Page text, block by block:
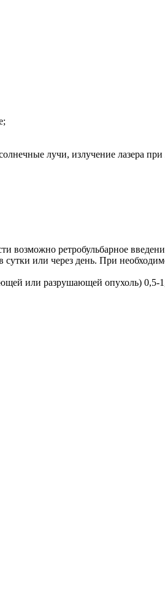
лучи, излучение лазера при
возможно ретробульбарное
или через день. При
или разрушающей опухоль) 0,5-